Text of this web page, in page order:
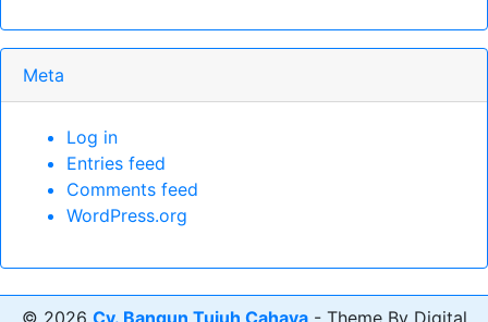
Meta
Log in
Entries feed
Comments feed
WordPress.org